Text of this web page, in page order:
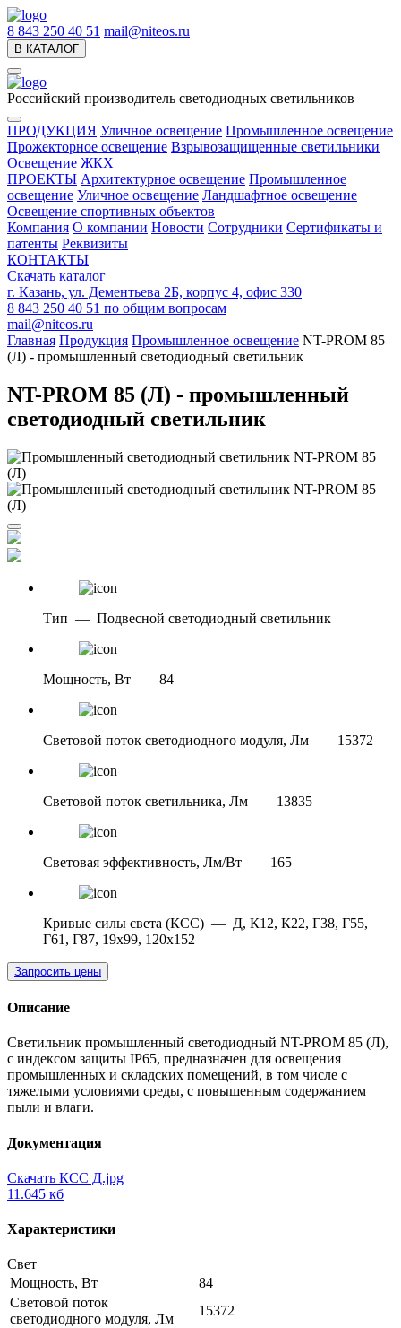
8 843 250 40 51 mail@niteos.ru
В КАТАЛОГ
Российский производитель светодиодных светильников
ПРОДУКЦИЯ Уличное освещение Промышленное освещение
Прожекторное освещение Взрывозащищенные светильники
Освещение ЖКХ
ПРОЕКТЫ Архитектурное освещение Промышленное
освещение Уличное освещение Ландшафтное освещение
Освещение спортивных объектов
Компания О компании Новости Сотрудники Сертификаты и
патенты Реквизиты
КОНТАКТЫ
Скачать каталог
г. Казань, ул. Дементьева 2Б, корпус 4, офис 330
8 843 250 40 51 по общим вопросам
mail@niteos.ru
Главная Продукция Промышленное освещение NT-PROM 85
(Л) - промышленный светодиодный светильник
NT-PROM 85 (Л) - промышленный
светодиодный светильник
Тип — Подвесной светодиодный светильник
Мощность, Вт — 84
Световой поток светодиодного модуля, Лм — 15372
Световой поток светильника, Лм — 13835
Световая эффективность, Лм/Вт — 165
Кривые силы света (КСС) — Д, К12, К22, Г38, Г55,
Г61, Г87, 19х99, 120х152
Запросить цены
Описание
Светильник промышленный светодиодный NT-PROM 85 (Л),
с индексом защиты IP65, предназначен для освещения
промышленных и складских помещений, в том числе с
тяжелыми условиями среды, с повышенным содержанием
пыли и влаги.
Документация
Скачать КСС Д.jpg
11.645 кб
Характеристики
Свет
Мощность, Вт
84
Световой поток
светодиодного модуля, Лм
15372